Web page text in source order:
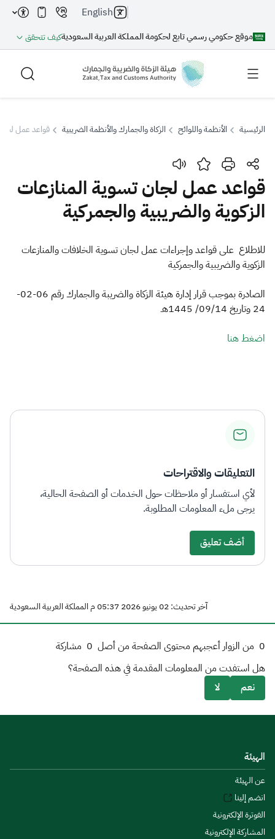
موقع حكومي رسمي تابع لحكومة المملكة العربية السعوديةكيف تتحقق
English
بحث
بحث بحث AI
اقتراحات
الإقرار الضريبي
التصرفات العقارية
الرئيسية الأنظمة واللوائح الزكاة والجمارك والأنظمة الضريبية قواعد عمل لجان
قواعد عمل لجان تسوية المنازعات
الزكوية والضريبية والجمركية
​​​​​​​​للاطلاع​ على قواعد وإجراءات عمل لجان تسوية الخلافات والمنازعات
الزكوية والضريبية والجمركية
الصادرة بموجب قرار إدارة هيئة الزكاة والضريبة والجمارك رقم 06-02-
24 وتاريخ 09/14/ 1445هـ
اضغط هنا
التعليقات والاقتراحات
لأي استفسار أو ملاحظات حول الخدمات أو الصفحة الحالية،
يرجى ملء المعلومات المطلوبة.
أضف تعليق
آخر تحديث: 02 يونيو 2026 05:37 م المملكة العربية السعودية
0 من الزوار أعجبهم محتوى الصفحة من أصل 0 مشاركة
هل استفدت من المعلومات المقدمة في هذه الصفحة؟
نعم
لا
الهيئة
عن الهيئة
انضم إلينا
الفوترة الإلكترونية
المشاركة الإلكترونية